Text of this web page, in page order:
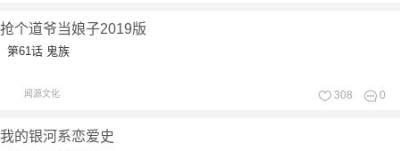
抢个道爷当娘子2019版
第61话 鬼族
闻源文化 308 0
我的银河系恋爱史